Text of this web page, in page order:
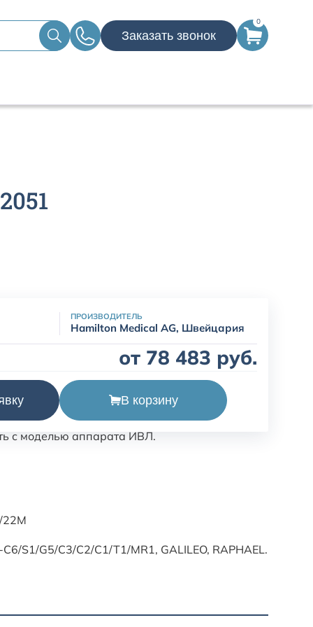
Заказать звонок
0
ПРОИЗВОДИТЕЛЬ
Hamilton Medical AG, Швейцария
от 78 483 руб.
В корзину
282051.
учитывать тип датчика потока, длину,
с моделью аппарата ИВЛ.
22M
C6/S1/G5/C3/C2/C1/T1/MR1, GALILEO, RAPHAEL.